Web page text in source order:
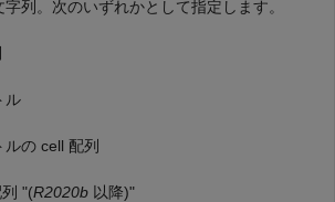
列。次のいずれかとして指定します。
ル
の cell 配列
"(R2020b 以降)"